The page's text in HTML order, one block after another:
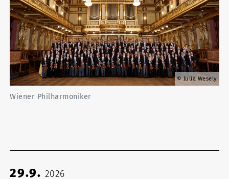
Julia Wesely
Wiener Philharmoniker
29.9.2026